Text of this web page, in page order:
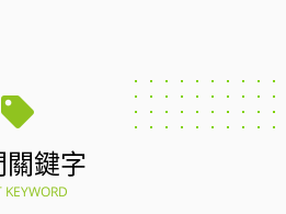
關鍵字
KEYWORD